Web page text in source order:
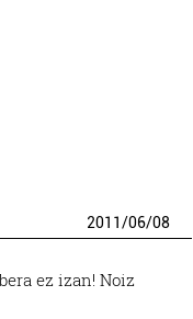
2011/06/08
ez izan! Noiz